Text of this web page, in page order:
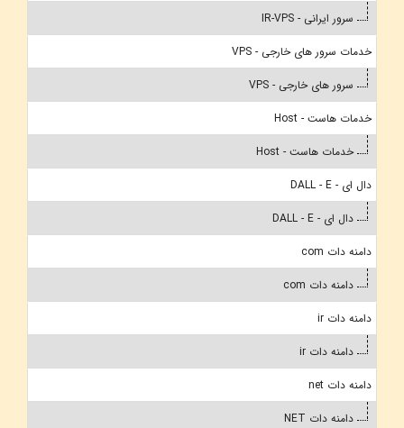
سرور ایرانی - IR-VPS
خدمات سرور های خارجی - VPS
سرور های خارجی - VPS
خدمات هاست - Host
خدمات هاست - Host
دال ای - DALL - E
دال ای - DALL - E
دامنه دات com
دامنه دات com
دامنه دات ir
دامنه دات ir
دامنه دات net
دامنه دات NET